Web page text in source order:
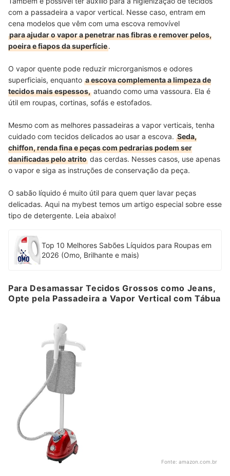
com a passadeira a vapor vertical. Nesse caso, entram em
cena modelos que vêm com uma escova removível
para ajudar o vapor a penetrar nas fibras e remover pelos,
poeira e fiapos da superfície.
O vapor quente pode reduzir microrganismos e odores
superficiais, enquanto a escova complementa a limpeza de
tecidos mais espessos, atuando como uma vassoura. Ela é
útil em roupas, cortinas, sofás e estofados.
Mesmo com as melhores passadeiras a vapor verticais, tenha
cuidado com tecidos delicados ao usar a escova. Seda,
chiffon, renda fina e peças com pedrarias podem ser
danificadas pelo atrito das cerdas. Nesses casos, use apenas
o vapor e siga as instruções de conservação da peça.
O sabão líquido é muito útil para quem quer lavar peças
delicadas. Aqui na mybest temos um artigo especial sobre esse
tipo de detergente. Leia abaixo!
Top 10 Melhores Sabões Líquidos para Roupas em
2026 (Omo, Brilhante e mais)
Para Desamassar Tecidos Grossos como Jeans,
Opte pela Passadeira a Vapor Vertical com Tábua
Fonte: amazon.com.br